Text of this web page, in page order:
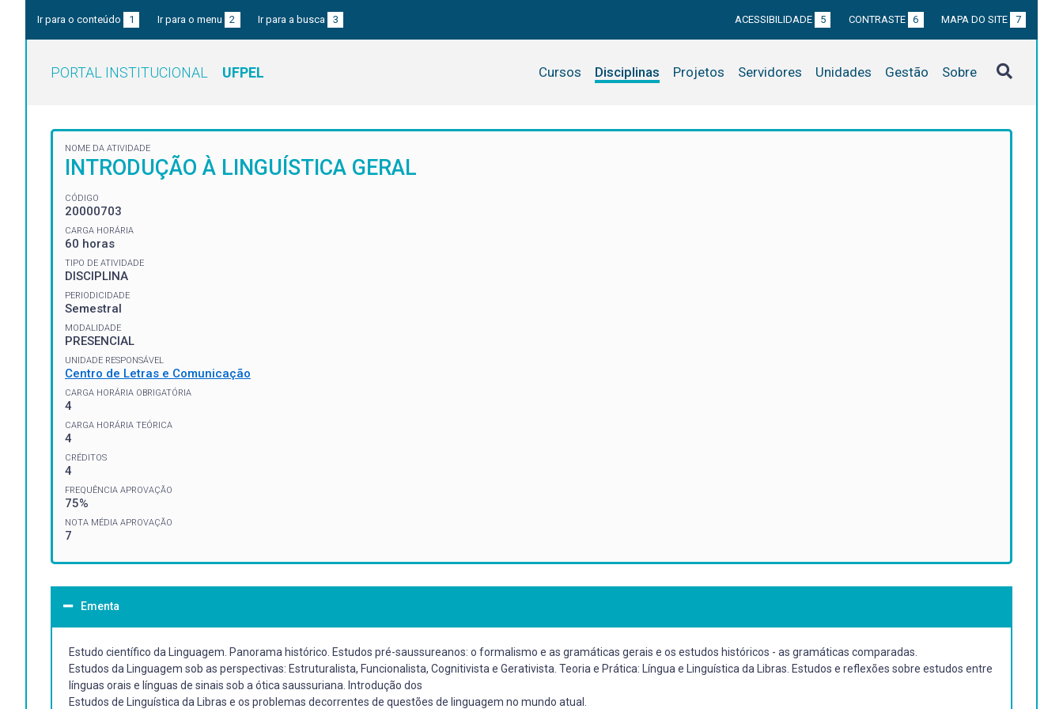
Ir para o conteúdo 1 Ir para o menu 2 Ir para a busca 3 ACESSIBILIDADE 5 CONTRASTE 6 MAPA DO SITE 7
PORTAL INSTITUCIONAL UFPEL Cursos Disciplinas Projetos Servidores Unidades Gestão Sobre
NOME DA ATIVIDADE
INTRODUÇÃO À LINGUÍSTICA GERAL
CÓDIGO
20000703
CARGA HORÁRIA
60 horas
TIPO DE ATIVIDADE
DISCIPLINA
PERIODICIDADE
Semestral
MODALIDADE
PRESENCIAL
UNIDADE RESPONSÁVEL
Centro de Letras e Comunicação
CARGA HORÁRIA OBRIGATÓRIA
4
CARGA HORÁRIA TEÓRICA
4
CRÉDITOS
4
FREQUÊNCIA APROVAÇÃO
75%
NOTA MÉDIA APROVAÇÃO
7
Ementa
Estudo científico da Linguagem. Panorama histórico. Estudos pré-saussureanos: o formalismo e as gramáticas gerais e os estudos históricos - as gramáticas comparadas.
Estudos da Linguagem sob as perspectivas: Estruturalista, Funcionalista, Cognitivista e Gerativista. Teoria e Prática: Língua e Linguística da Libras. Estudos e reflexões sobre estudos entre
línguas orais e línguas de sinais sob a ótica saussuriana. Introdução dos
Estudos de Linguística da Libras e os problemas decorrentes de questões de linguagem no mundo atual.